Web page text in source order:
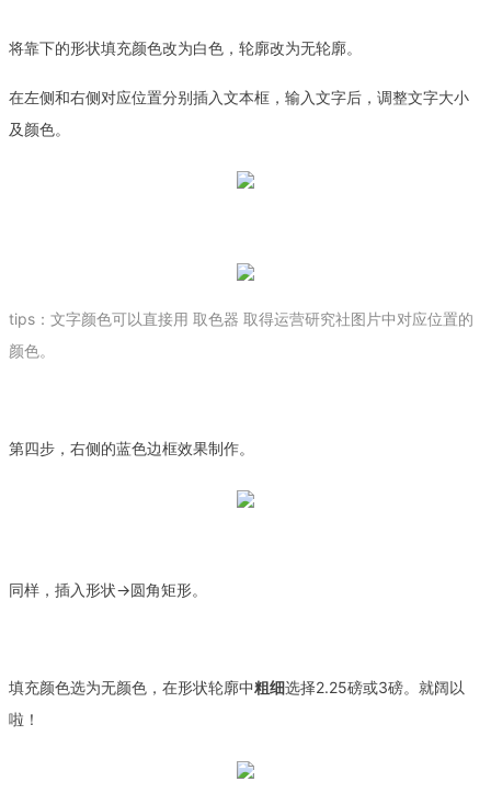
将靠下的形状填充颜色改为白色，轮廓改为无轮廓。
在左侧和右侧对应位置分别插入文本框，输入文字后，调整文字大小
及颜色。
tips：文字颜色可以直接用 取色器 取得运营研究社图片中对应位置的
颜色。
第四步，右侧的蓝色边框效果制作。
同样，插入形状→圆角矩形。
填充颜色选为无颜色，在形状轮廓中粗细选择2.25磅或3磅。就阔以
啦！